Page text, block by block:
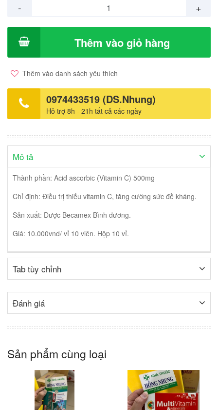
- +
Thêm vào giỏ hàng
Thêm vào danh sách yêu thích
0974433519 (DS.Nhung)
Hỗ trợ 8h - 21h tất cả các ngày
Mô tả
Thành phần: Acid ascorbic (Vitamin C) 500mg
Chỉ định: Điều trị thiếu vitamin C, tăng cường sức đề kháng.
Sản xuất: Dược Becamex Bình dương.
Giá: 10.000vnd/ vỉ 10 viên. Hộp 10 vỉ.
Tab tùy chỉnh
Đánh giá
Sản phẩm cùng loại